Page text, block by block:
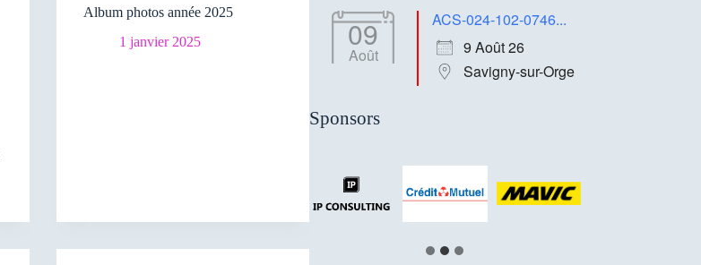
Album photos année 2025
1 janvier 2025
09
Août
ACS-024-102-0746...
9 Août 26
Savigny-sur-Orge
Sponsors